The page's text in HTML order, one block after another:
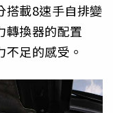
搭載8速手自排變
轉換器的配置
足的感受。